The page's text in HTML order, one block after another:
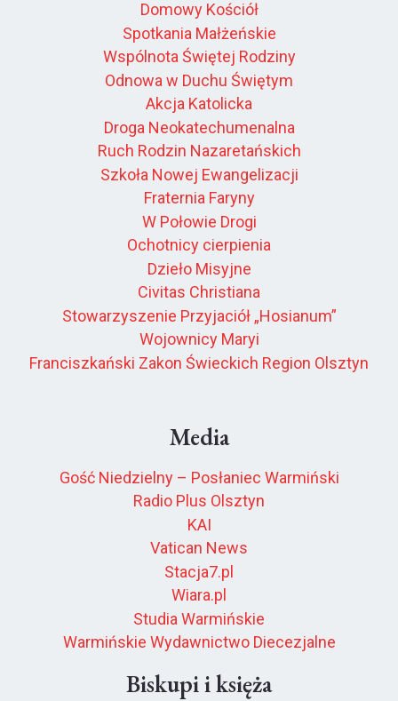
Domowy Kościół
Spotkania Małżeńskie
Wspólnota Świętej Rodziny
Odnowa w Duchu Świętym
Akcja Katolicka
Droga Neokatechumenalna
Ruch Rodzin Nazaretańskich
Szkoła Nowej Ewangelizacji
Fraternia Faryny
W Połowie Drogi
Ochotnicy cierpienia
Dzieło Misyjne
Civitas Christiana
Stowarzyszenie Przyjaciół „Hosianum”
Wojownicy Maryi
Franciszkański Zakon Świeckich Region Olsztyn
Media
Gość Niedzielny – Posłaniec Warmiński
Radio Plus Olsztyn
KAI
Vatican News
Stacja7.pl
Wiara.pl
Studia Warmińskie
Warmińskie Wydawnictwo Diecezjalne
Biskupi i księża